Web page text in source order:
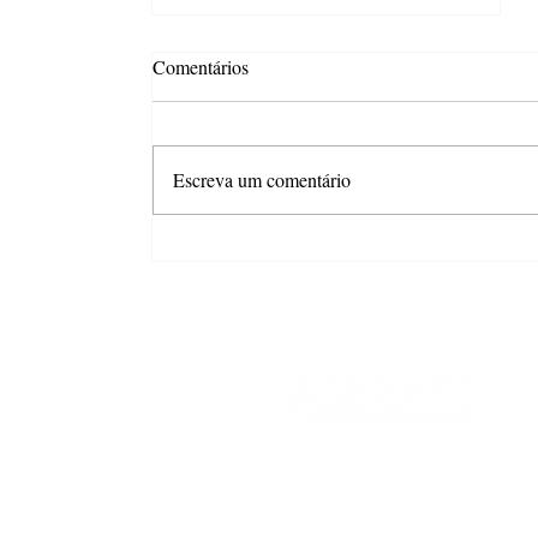
Comentários
Escreva um comentário